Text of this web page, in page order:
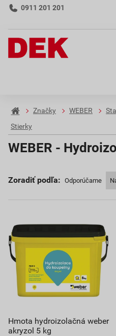
0911 201 201
Značky WEBER
Stierky
WEBER -
Zoradiť podľa: Odporúčame
Hmota hydroizolačná weber
akryzol 5 kg